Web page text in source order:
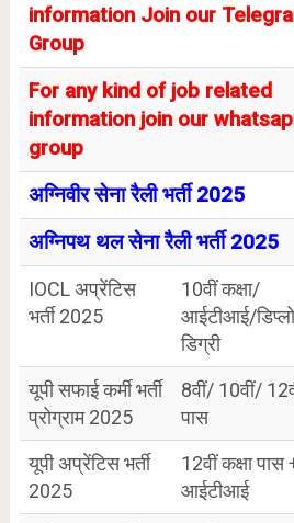
information Join our
Group
For any kind of job related
information join our
group
अग्निवीर सेना रैली भर्ती 2025
अग्निपथ थल सेना रैली भर्ती 2025
IOCL अप्रेंटिस
भर्ती 2025
10वीं कक्षा/
आईटीआई/
डिग्री
यूपी सफाई कर्मी भर्ती
प्रोग्राम 2025
8वीं/ 10वीं/
पास
यूपी अप्रेंटिस भर्ती
2025
12वीं कक्षा पास
आईटीआई